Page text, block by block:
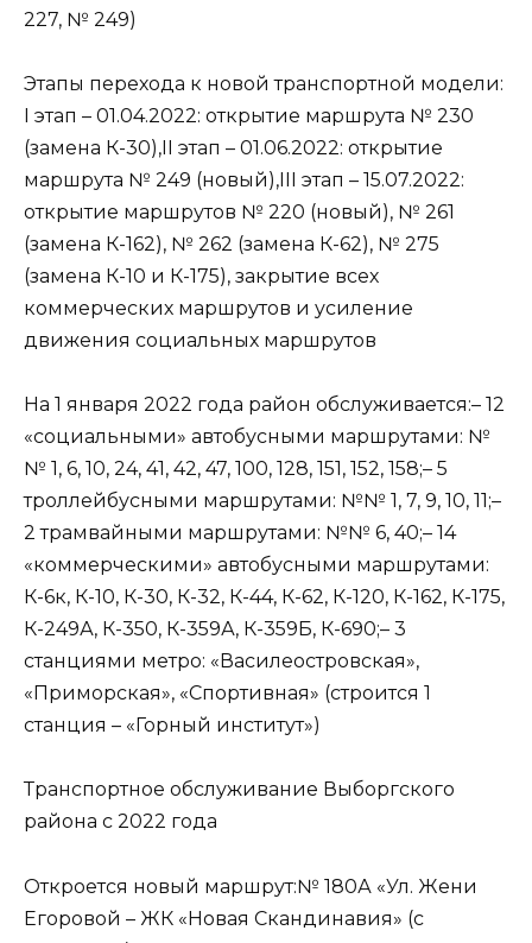
227, № 249)
Этапы перехода к новой транспортной модели:
I этап – 01.04.2022: открытие маршрута № 230
(замена К-30),II этап – 01.06.2022: открытие
маршрута № 249 (новый),III этап – 15.07.2022:
открытие маршрутов № 220 (новый), № 261
(замена К-162), № 262 (замена К-62), № 275
(замена К-10 и К-175), закрытие всех
коммерческих маршрутов и усиление
движения социальных маршрутов
На 1 января 2022 года район обслуживается:– 12
«социальными» автобусными маршрутами: №
№ 1, 6, 10, 24, 41, 42, 47, 100, 128, 151, 152, 158;– 5
троллейбусными маршрутами: №№ 1, 7, 9, 10, 11;–
2 трамвайными маршрутами: №№ 6, 40;– 14
«коммерческими» автобусными маршрутами:
К-6к, К-10, К-30, К-32, К-44, К-62, К-120, К-162, К-175,
К-249А, К-350, К-359А, К-359Б, К-690;– 3
станциями метро: «Василеостровская»,
«Приморская», «Спортивная» (строится 1
станция – «Горный институт»)
Транспортное обслуживание Выборгского
района с 2022 года
Откроется новый маршрут:№ 180А «Ул. Жени
Егоровой – ЖК «Новая Скандинавия» (с